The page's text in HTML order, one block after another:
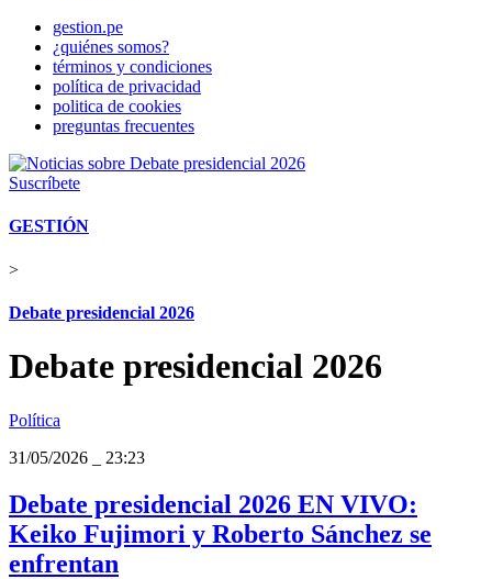
gestion.pe
¿quiénes somos?
términos y condiciones
política de privacidad
politica de cookies
preguntas frecuentes
Suscríbete
GESTIÓN
>
Debate presidencial 2026
Debate presidencial 2026
Política
31/05/2026
23:23
Debate presidencial 2026 EN VIVO:
Keiko Fujimori y Roberto Sánchez se
enfrentan